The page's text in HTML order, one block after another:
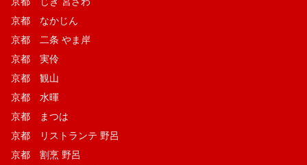
京都 なかじん
京都 二条 やま岸
京都 実伶
京都 観山
京都 水暉
京都 まつは
京都 リストランテ 野呂
京都 割烹 野呂